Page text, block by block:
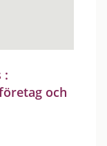
:
och